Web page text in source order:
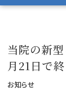
当院の新
月21日で
お知らせ